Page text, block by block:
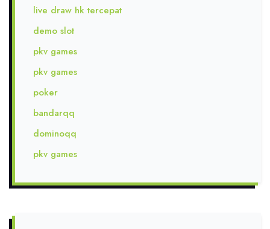
live draw hk tercepat
demo slot
pkv games
pkv games
poker
bandarqq
dominoqq
pkv games